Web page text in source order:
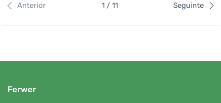
Anterior 1 / 11 Seguinte
Ferwer